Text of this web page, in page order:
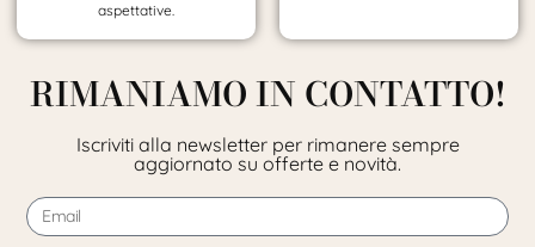
aspettative.
RIMANIAMO IN CONTATTO!
Iscriviti alla newsletter per rimanere sempre
aggiornato su offerte e novità.